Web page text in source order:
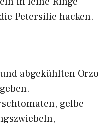
Petersilie hacken.
abgekühlten Orzo
gelbe